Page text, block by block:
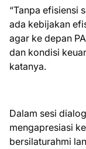
“Tanpa efisiensi
ada kebijakan
agar ke depan
dan kondisi
katanya.
Dalam sesi
mengapresiasi
bersilaturahmi